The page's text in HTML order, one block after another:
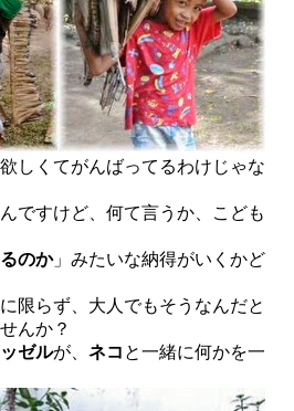
しくてがんばってるわけじゃな
ですけど、何て言うか、こども
のか」みたいな納得がいくかど
限らず、大人でもそうなんだと
んか？
ゼルが、ネコ と一緒に何かを一